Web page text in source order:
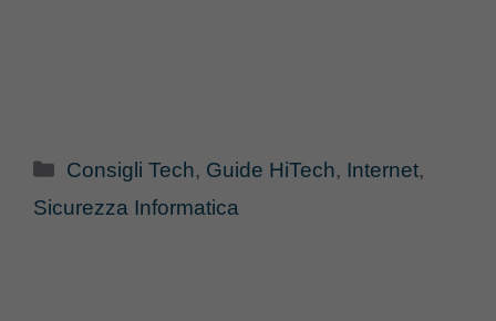
Categorie
Consigli Tech, Guide HiTech, Internet,
Sicurezza Informatica